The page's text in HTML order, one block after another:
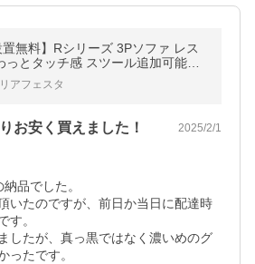
置無料】Rシリーズ 3Pソファ レス
っとタッチ感 スツール追加可能
で特典付き】
アフェスタ
お安く買えました！ 2025/2/1
品でした。
いたのですが、前日か当日に配達時
す。
したが、真っ黒ではなく濃いめのグ
ったです。